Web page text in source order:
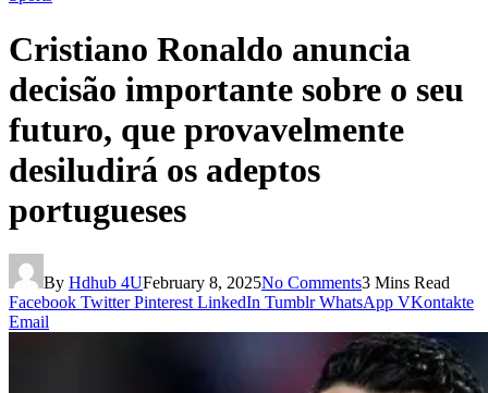
Cristiano Ronaldo anuncia
decisão importante sobre o seu
futuro, que provavelmente
desiludirá os adeptos
portugueses
By Hdhub 4UFebruary 8, 2025No Comments3 Mins Read
Facebook Twitter Pinterest LinkedIn Tumblr WhatsApp VKontakte
Email